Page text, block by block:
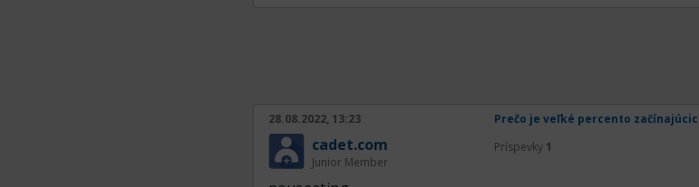
28.08.2022, 13:23 Prečo je veľké percento
cadet.com
Junior Member
Príspevky 1